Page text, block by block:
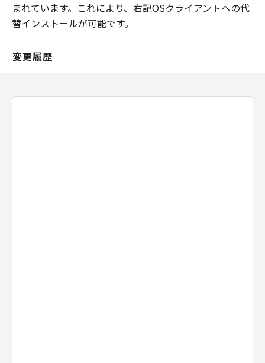
まれています。これにより、右記OSクライアントへの代
替インストールが可能です。
変更履歴